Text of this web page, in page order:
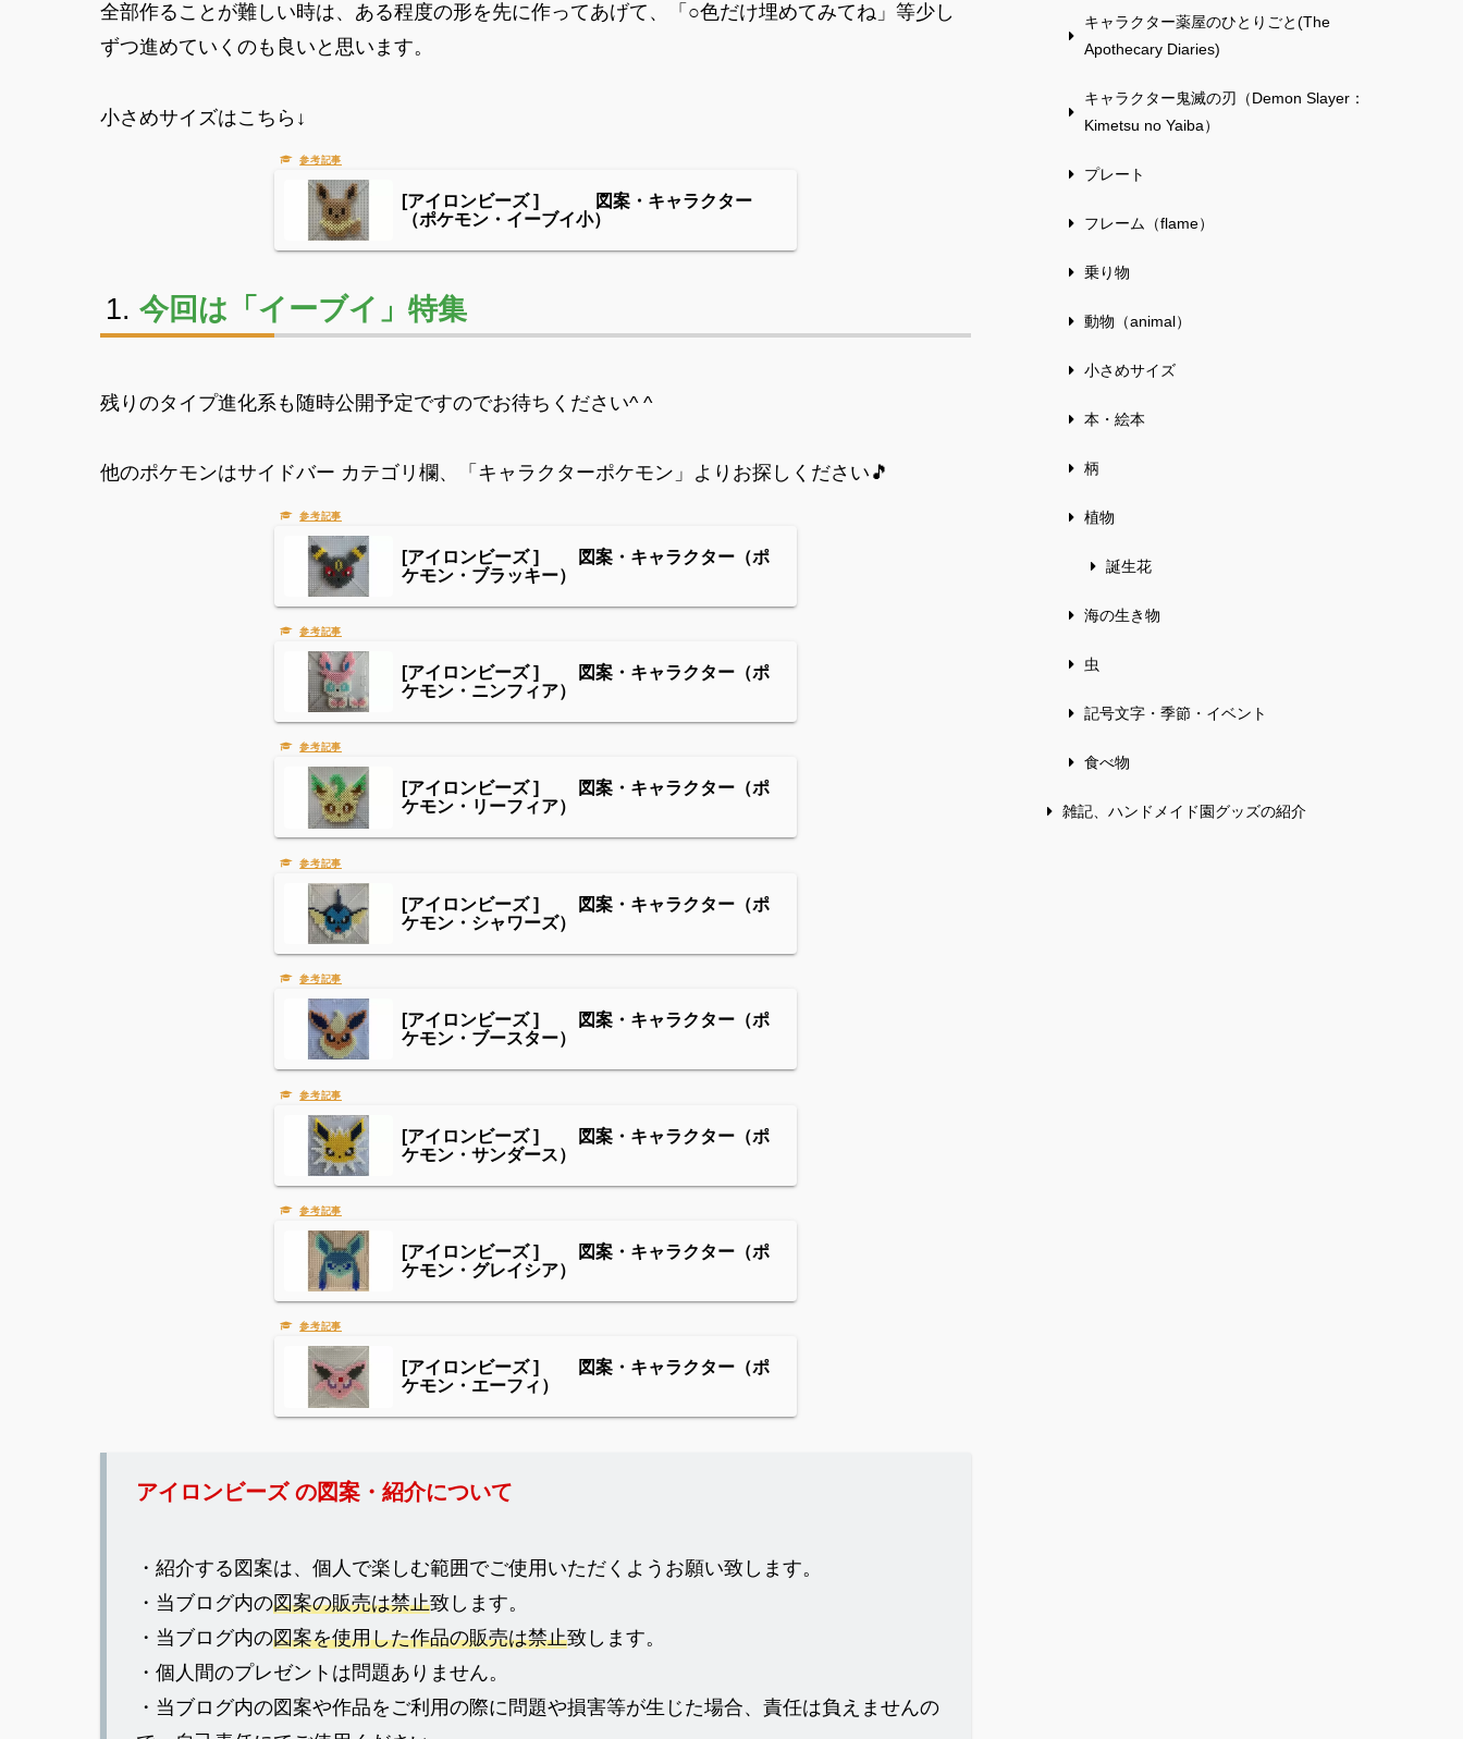
全部作ることが難しい時は、ある程度の形を先に作ってあげて、「○色だけ埋めてみてね」等少し
ずつ進めていくのも良いと思います。
小さめサイズはこちら↓
[アイロンビーズ ] 図案・キャラクター
（ポケモン・イーブイ小）
今回は「イーブイ」特集
残りのタイプ進化系も随時公開予定ですのでお待ちください^ ^
他のポケモンはサイドバー カテゴリ欄、「キャラクターポケモン」よりお探しください🎵
[アイロンビーズ ] 図案・キャラクター（ポ
ケモン・ブラッキー）
[アイロンビーズ ] 図案・キャラクター（ポ
ケモン・ニンフィア）
[アイロンビーズ ] 図案・キャラクター（ポ
ケモン・リーフィア）
[アイロンビーズ ] 図案・キャラクター（ポ
ケモン・シャワーズ）
[アイロンビーズ ] 図案・キャラクター（ポ
ケモン・ブースター）
[アイロンビーズ ] 図案・キャラクター（ポ
ケモン・サンダース）
[アイロンビーズ ] 図案・キャラクター（ポ
ケモン・グレイシア）
[アイロンビーズ ] 図案・キャラクター（ポ
ケモン・エーフィ）
アイロンビーズ の図案・紹介について
・紹介する図案は、個人で楽しむ範囲でご使用いただくようお願い致します。
・当ブログ内の図案の販売は禁止致します。
・当ブログ内の図案を使用した作品の販売は禁止致します。
・個人間のプレゼントは問題ありません。
・当ブログ内の図案や作品をご利用の際に問題や損害等が生じた場合、責任は負えませんの
キャラクター薬屋のひとりごと(The
Apothecary Diaries)
キャラクター鬼滅の刃（Demon Slayer：
Kimetsu no Yaiba）
プレート
フレーム（flame）
乗り物
動物（animal）
小さめサイズ
本・絵本
柄
植物
誕生花
海の生き物
虫
記号文字・季節・イベント
食べ物
雑記、ハンドメイド園グッズの紹介